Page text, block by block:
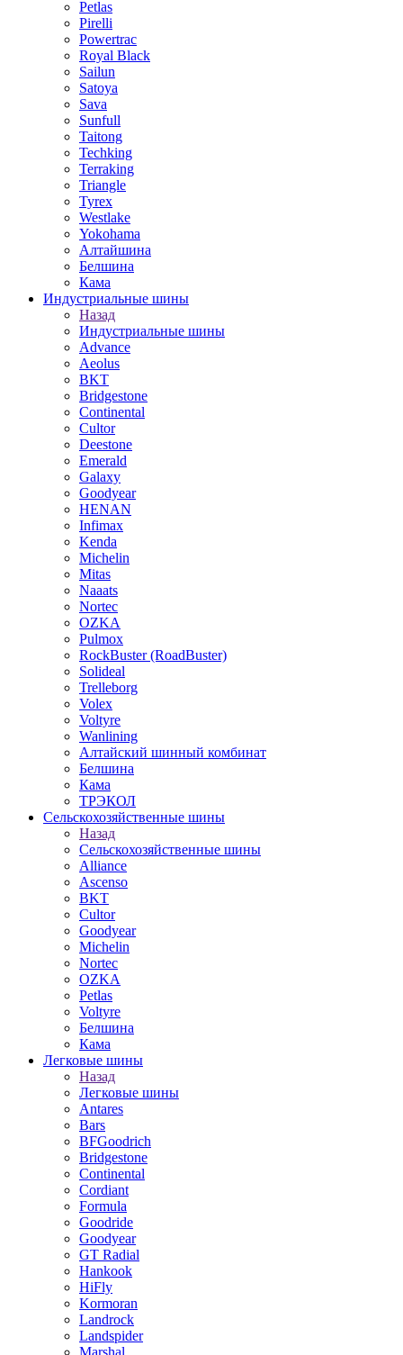
Petlas
Pirelli
Powertrac
Royal Black
Sailun
Satoya
Sava
Sunfull
Taitong
Techking
Terraking
Triangle
Tyrex
Westlake
Yokohama
Алтайшина
Белшина
Кама
Индустриальные шины
Назад
Индустриальные шины
Advance
Aeolus
BKT
Bridgestone
Continental
Cultor
Deestone
Emerald
Galaxy
Goodyear
HENAN
Infimax
Kenda
Michelin
Mitas
Naaats
Nortec
OZKA
Pulmox
RockBuster (RoadBuster)
Solideal
Trelleborg
Volex
Voltyre
Wanlining
Алтайский шинный комбинат
Белшина
Кама
ТРЭКОЛ
Сельскохозяйственные шины
Назад
Сельскохозяйственные шины
Alliance
Ascenso
BKT
Cultor
Goodyear
Michelin
Nortec
OZKA
Petlas
Voltyre
Белшина
Кама
Легковые шины
Назад
Легковые шины
Antares
Bars
BFGoodrich
Bridgestone
Continental
Cordiant
Formula
Goodride
Goodyear
GT Radial
Hankook
HiFly
Kormoran
Landrock
Landspider
Marshal